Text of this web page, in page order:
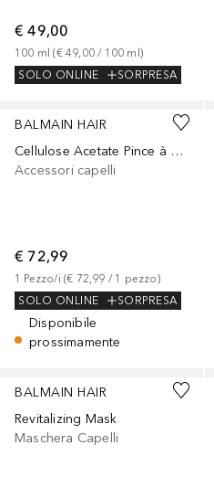
€ 49,00
100 ml (€ 49,00 / 100 ml)
SOLO ONLINE
SORPRESA
BALMAIN HAIR
Cellulose Acetate Pince à cheveux Small Black
Accessori capelli
€ 72,99
1 Pezzo/i (€ 72,99 / 1 pezzo)
SOLO ONLINE
SORPRESA
Disponibile
prossimamente
BALMAIN HAIR
Revitalizing Mask
Maschera Capelli